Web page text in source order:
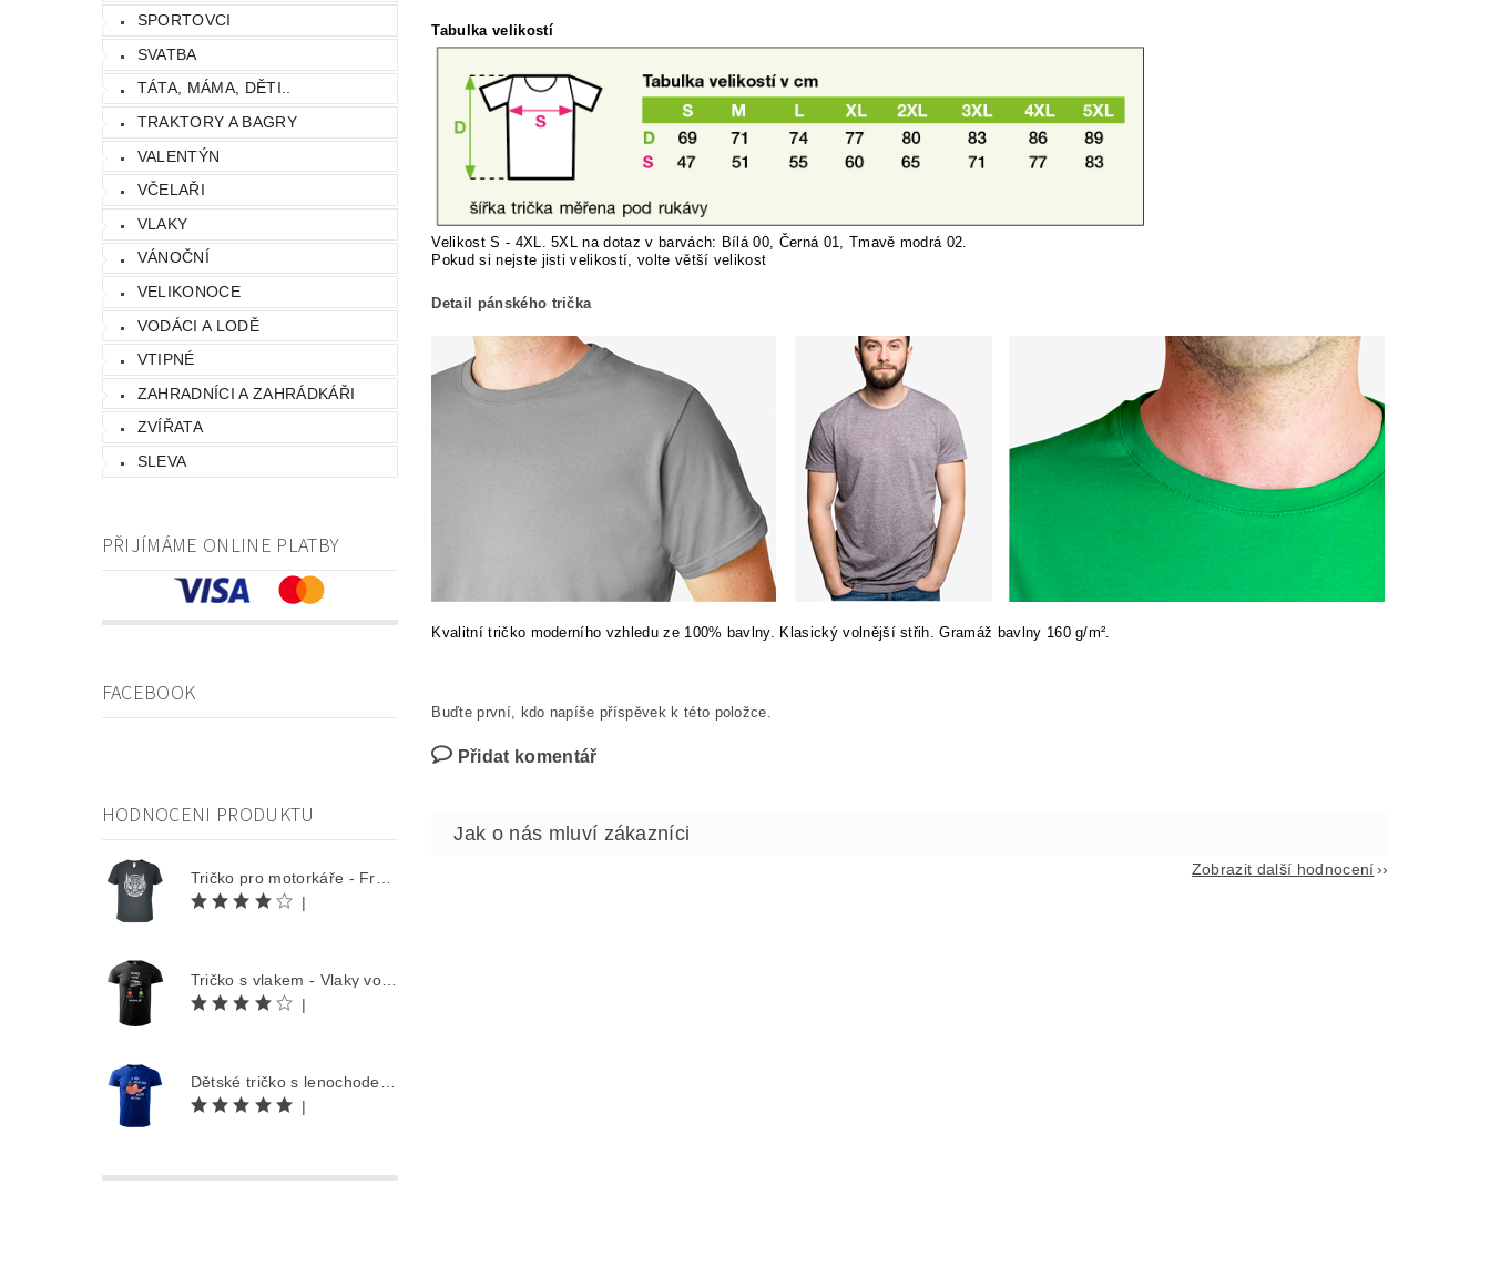
SPORTOVCI
SVATBA
TÁTA, MÁMA, DĚTI..
TRAKTORY A BAGRY
VALENTÝN
VČELAŘI
VLAKY
VÁNOČNÍ
VELIKONOCE
VODÁCI A LODĚ
VTIPNÉ
ZAHRADNÍCI A ZAHRÁDKÁŘI
ZVÍŘATA
SLEVA
PŘIJÍMÁME ONLINE PLATBY
FACEBOOK
HODNOCENI PRODUKTU
|
|
|
Tabulka velikostí
Velikost S - 4XL. 5XL na dotaz v barvách: Bílá 00, Černá 01, Tmavě modrá 02.
Pokud si nejste jisti velikostí, volte větší velikost
Detail pánského trička
Kvalitní tričko moderního vzhledu ze 100% bavlny. Klasický volnější střih. Gramáž bavlny 160 g/m².
Buďte první, kdo napíše příspěvek k této položce.
Přidat komentář
Zobrazit další hodnocení